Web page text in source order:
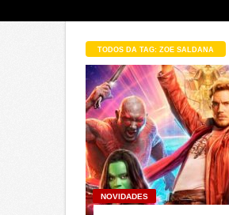
TODOS DA TAG: ZOE SALDANA
NOVIDADES